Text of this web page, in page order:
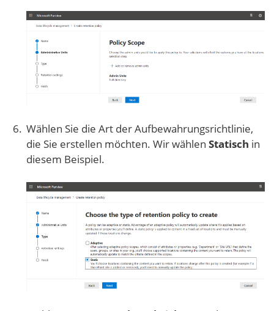
Wählen Sie die Art der Aufbewahrungsrichtlinie,
die Sie erstellen möchten. Wir wählen Statisch in
diesem Beispiel.